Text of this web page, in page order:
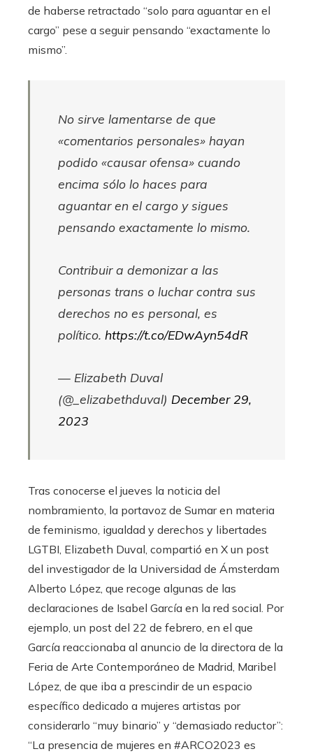
de haberse retractado “solo para aguantar en el
cargo” pese a seguir pensando “exactamente lo
mismo”.
No sirve lamentarse de que
«comentarios personales» hayan
podido «causar ofensa» cuando
encima sólo lo haces para
aguantar en el cargo y sigues
pensando exactamente lo mismo.
Contribuir a demonizar a las
personas trans o luchar contra sus
derechos no es personal, es
político. https://t.co/EDwAyn54dR
— Elizabeth Duval
(@_elizabethduval) December 29,
2023
Tras conocerse el jueves la noticia del
nombramiento, la portavoz de Sumar en materia
de feminismo, igualdad y derechos y libertades
LGTBI, Elizabeth Duval, compartió en X un post
del investigador de la Universidad de Ámsterdam
Alberto López, que recoge algunas de las
declaraciones de Isabel García en la red social. Por
ejemplo, un post del 22 de febrero, en el que
García reaccionaba al anuncio de la directora de la
Feria de Arte Contemporáneo de Madrid, Maribel
López, de que iba a prescindir de un espacio
específico dedicado a mujeres artistas por
considerarlo “muy binario” y “demasiado reductor”:
“La presencia de mujeres en #ARCO2023 es